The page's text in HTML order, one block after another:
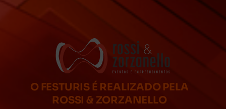
O FESTURIS É REALIZADO PELA
ROSSI & ZORZANELLO